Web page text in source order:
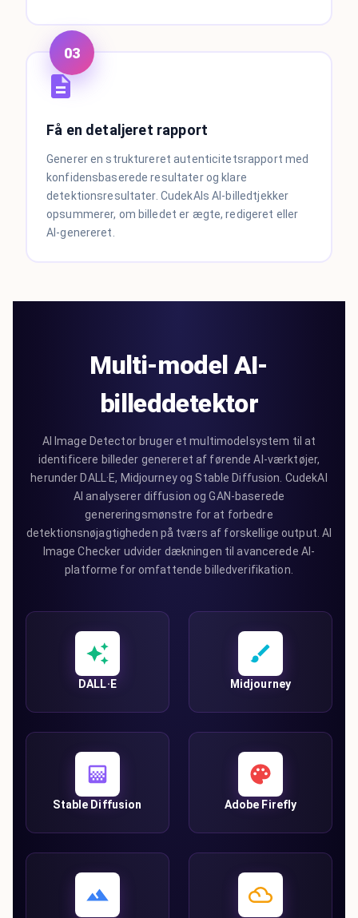
03
Få en detaljeret rapport
Generer en struktureret autenticitetsrapport med
konfidensbaserede resultater og klare
detektionsresultater. CudekAIs AI-billedtjekker
opsummerer, om billedet er ægte, redigeret eller
AI-genereret.
Multi-model AI-
billeddetektor
AI Image Detector bruger et multimodelsystem til at
identificere billeder genereret af førende AI-værktøjer,
herunder DALL·E, Midjourney og Stable Diffusion. CudekAI
AI analyserer diffusion og GAN-baserede
genereringsmønstre for at forbedre
detektionsnøjagtigheden på tværs af forskellige output. AI
Image Checker udvider dækningen til avancerede AI-
platforme for omfattende billedverifikation.
DALL·E Midjourney
Stable Diffusion Adobe Firefly